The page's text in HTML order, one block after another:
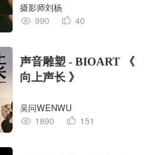
摄影师刘杨
990
40
声音雕塑 - BIOART 《
向上声长 》
吴问WENWU
1890
151